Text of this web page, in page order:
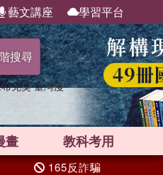
藝文講座 學習平台
搜尋
克獎 臺灣漫
畫 教科考用
165反詐騙